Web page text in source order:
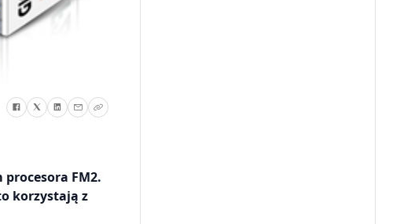
procesora FM2.
korzystają z